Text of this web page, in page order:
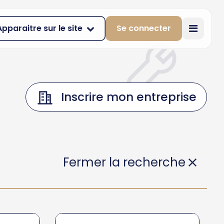
sur le site Se connecter
Inscrire mon entreprise
Fermer la recherche